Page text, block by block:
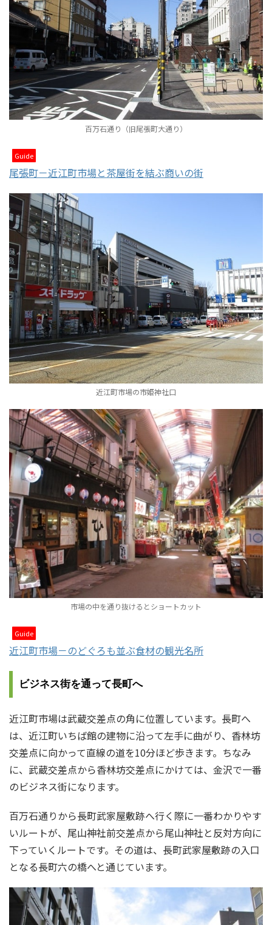
百万石通り（旧尾張町大通り）
Guide
尾張町－近江町市場と茶屋街を結ぶ商いの街
近江町市場の市姫神社口
市場の中を通り抜けるとショートカット
Guide
近江町市場－のどぐろも並ぶ食材の観光名所
ビジネス街を通って長町へ
近江町市場は武蔵交差点の角に位置しています。長町へ
は、近江町いちば館の建物に沿って左手に曲がり、香林坊
交差点に向かって直線の道を10分ほど歩きます。ちなみ
に、武蔵交差点から香林坊交差点にかけては、金沢で一番
のビジネス街になります。
百万石通りから長町武家屋敷跡へ行く際に一番わかりやす
いルートが、尾山神社前交差点から尾山神社と反対方向に
下っていくルートです。その道は、長町武家屋敷跡の入口
となる長町六の橋へと通じています。